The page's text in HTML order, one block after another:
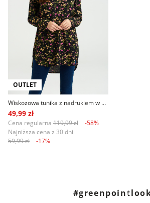
OUTLET
Wiskozowa tunika z nadrukiem w kwiaty
49,99 zł
Cena regularna 119,99 zł
-58%
Najniższa cena z 30 dni
59,99 zł
-17%